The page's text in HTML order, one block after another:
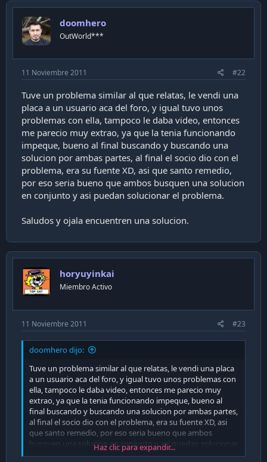
doomhero
OutWorld***
11 Noviembre 2011 #22
Tuve un problema similar al que relatas, le vendi una
placa a un usuario aca del foro, y igual tuvo unos
problemas con ella, tampoco le daba video, entonces
me parecio muy extrao, ya que la tenia funcionando
impeque, bueno al final buscando y buscando una
solucion por ambas partes, al final el socio dio con el
problema, era su fuente XD, asi que santo remedio,
por eso seria bueno que ambos busquen una solucion
en conjunto y asi puedan solucionar el problema.
Saludos y ojala encuentren una solucion.
horyuyinkai
Miembro Activo
11 Noviembre 2011 #23
doomhero dijo:
Tuve un problema similar al que relatas, le vendi una placa
a un usuario aca del foro, y igual tuvo unos problemas con
ella, tampoco le daba video, entonces me parecio muy
extrao, ya que la tenia funcionando impeque, bueno al
final buscando y buscando una solucion por ambas partes,
al final el socio dio con el problema, era su fuente XD, asi
que santo remedio, por eso seria bueno que ambos
busquen una solucion en conjunto y asi puedan solucionar
el problema.
Haz clic para expandir...